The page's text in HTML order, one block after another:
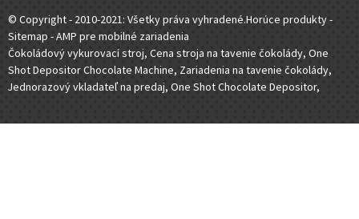
© Copyright - 2010-2021: Všetky práva vyhradené.Horúce produkty-
Sitemap -AMP pre mobilné zariadenia
Čokoládový vykurovací stroj, Cena stroja na tavenie čokolády, One
Shot Depositor Chocolate Machine, Zariadenia na tavenie čokolády,
Jednorazový vkladateľ na predaj, One Shot Chocolate Depositor,